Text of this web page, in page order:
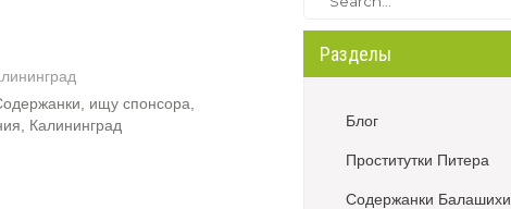
ищу спонсора,
Калининград
Разделы
Блог
Проститутки Питера
Содержанки Балашихи